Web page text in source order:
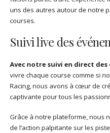
uns des autres autour de notre
courses.
Suivi live des
Avec notre suivi en direct des
vivre chaque course comme si
Racing, nous avons à cœur de
captivante pour tous les
Grâce à notre plateforme, nous
de l’action palpitante sur les